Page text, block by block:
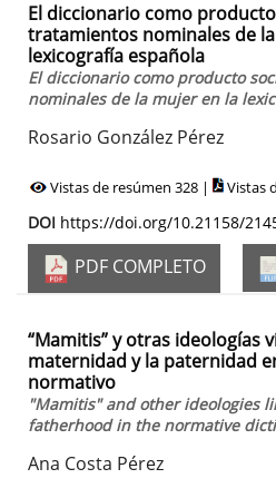
El diccionario como
tratamientos nominales de
lexicografía española
El diccionario como producto
nominales de la mujer en la
Rosario González Pérez
Vistas de resúmen 328 | Vistas
DOI https://doi.org/10.21158/
PDF COMPLETO
“Mamitis” y otras ideologías
maternidad y la paternidad
normativo
"Mamitis" and other ideologies
fatherhood in the normative
Ana Costa Pérez